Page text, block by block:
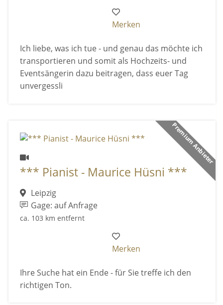
Merken
Ich liebe, was ich tue - und genau das möchte ich
transportieren und somit als Hochzeits- und
Eventsängerin dazu beitragen, dass euer Tag
unvergessli
Premium Anbieter
*** Pianist - Maurice Hüsni ***
Leipzig
Gage: auf Anfrage
ca. 103 km entfernt
Merken
Ihre Suche hat ein Ende - für Sie treffe ich den
richtigen Ton.